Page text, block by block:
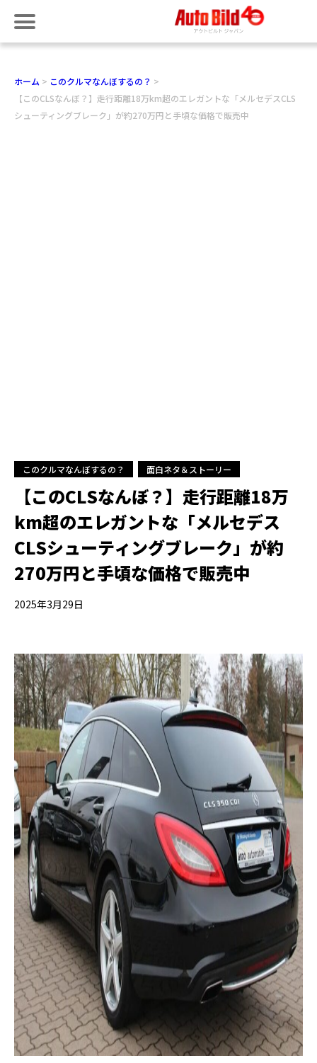
ホーム
このクルマなんぼするの？
【このCLSなんぼ？】走行距離18万km超のエレガントな「メルセデスCLS
シューティングブレーク」が約270万円と手頃な価格で販売中
このクルマなんぼするの？ 面白ネタ＆ストーリー
【このCLSなんぼ？】走行距離18万
km超のエレガントな「メルセデス
CLSシューティングブレーク」が約
270万円と手頃な価格で販売中
2025年3月29日